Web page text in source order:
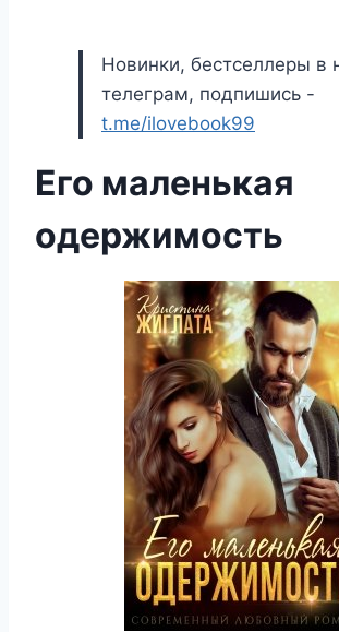
Новинки, бестселлеры в
телеграм, подпишись -
t.me/ilovebook99
Его маленькая
одержимость